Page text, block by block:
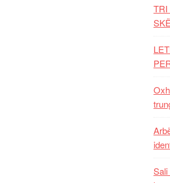
TRI
Sali